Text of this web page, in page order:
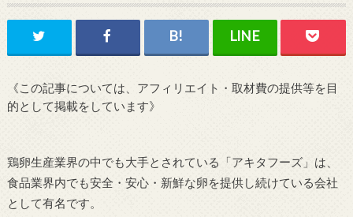
《この記事については、アフィリエイト・取材費の提供等を目
的として掲載をしています》
鶏卵生産業界の中でも大手とされている「アキタフーズ」は、
食品業界内でも安全・安心・新鮮な卵を提供し続けている会社
として有名です。